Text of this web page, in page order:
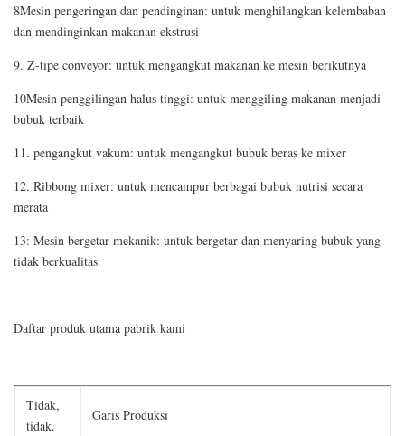
8Mesin pengeringan dan pendinginan: untuk menghilangkan kelembaban
dan mendinginkan makanan ekstrusi
9. Z-tipe conveyor: untuk mengangkut makanan ke mesin berikutnya
10Mesin penggilingan halus tinggi: untuk menggiling makanan menjadi
bubuk terbaik
11. pengangkut vakum: untuk mengangkut bubuk beras ke mixer
12. Ribbong mixer: untuk mencampur berbagai bubuk nutrisi secara
merata
13: Mesin bergetar mekanik: untuk bergetar dan menyaring bubuk yang
tidak berkualitas
Daftar produk utama pabrik kami
Tidak,
tidak.
Garis Produksi